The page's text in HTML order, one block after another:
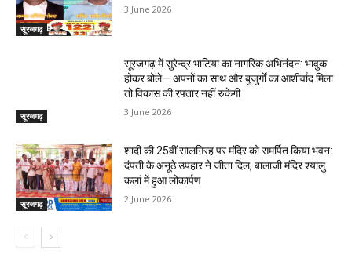
सूरजगढ़
3 June 2026
सूरजगढ़
सूरजगढ़ में सुरेन्द्र भाटिया का नागरिक अभिनंदन: भावुक
होकर बोले— अपनों का साथ और बुजुर्गों का आशीर्वाद मिला
तो विकास की रफ्तार नहीं रुकेगी
3 June 2026
सूरजगढ़
शादी की 25वीं सालगिरह पर मंदिर को समर्पित किया भवन:
दंपती के अनूठे उपहार ने जीता दिल, बालाजी मंदिर श्यालु
कलां में हुआ लोकार्पण
2 June 2026